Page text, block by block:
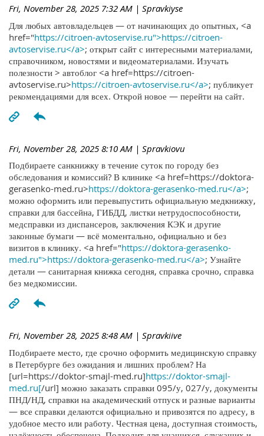
Fri, November 28, 2025 7:32 AM | Spravkiyse
Для любых автовладельцев — от начинающих до опытных, <a
href="https://citroen-avtoservise.ru">https://citroen-
avtoservise.ru</a>; открыт сайт с интересными материалами,
справочником, новостями и видеоматериалами. Изучать
полезности > автоблог <a href=https://citroen-
avtoservise.ru>https://citroen-avtoservise.ru</a>; публикует
рекомендациями для всех. Открой новое — перейти на сайт.
Fri, November 28, 2025 8:10 AM | Spravkiovu
Подбираете санкнижку в течение суток по городу без
обследования и комиссий? В клинике <a href=https://doktora-
gerasenko-med.ru>https://doktora-gerasenko-med.ru</a>;
можно оформить или перевыпустить официальную медкнижку,
справки для бассейна, ГИБДД, листки нетрудоспособности,
медсправки из диспансеров, заключения КЭК и другие
законные бумаги — всё моментально, официально и без
визитов в клинику. <a href="https://doktora-gerasenko-
med.ru">https://doktora-gerasenko-med.ru</a>; Узнайте
детали — санитарная книжка сегодня, справка срочно, справка
без медкомиссии.
Fri, November 28, 2025 8:48 AM | Spravkiive
Подбираете место, где срочно оформить медицинскую справку
в Петербурге без ожидания и лишних проблем? На
[url=https://doktor-smajl-med.ru]https://doktor-smajl-
med.ru[/url] можно заказать справки 095/у, 027/у, документы
ПНД/НД, справки на академический отпуск и разные варианты
— все справки делаются официально и привозятся по адресу, в
удобное место или работу. Честная цена, доступная стоимость,